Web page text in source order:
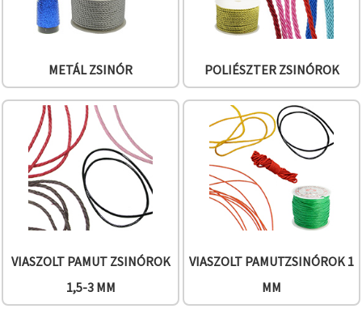
METÁL ZSINÓR POLIÉSZTER ZSINÓROK
VIASZOLT PAMUT ZSINÓROK
1,5-3 MM
VIASZOLT PAMUTZSINÓROK 1
MM